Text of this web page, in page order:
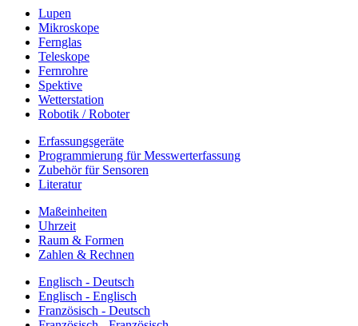
Lupen
Mikroskope
Fernglas
Teleskope
Fernrohre
Spektive
Wetterstation
Robotik / Roboter
Erfassungsgeräte
Programmierung für Messwerterfassung
Zubehör für Sensoren
Literatur
Maßeinheiten
Uhrzeit
Raum & Formen
Zahlen & Rechnen
Englisch - Deutsch
Englisch - Englisch
Französisch - Deutsch